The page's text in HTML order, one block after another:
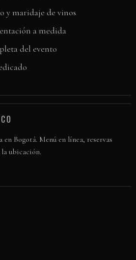
y maridaje de vinos
a medida
del evento
en Bogotá. Menú en línea, reservas
ubicación.